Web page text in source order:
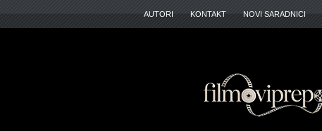
AUTORI KONTAKT NOVI SARADNICI